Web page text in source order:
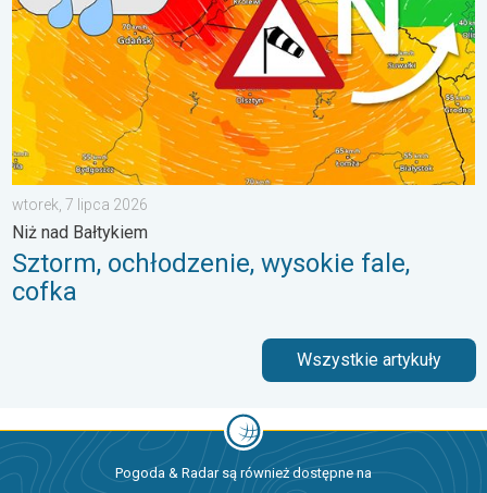
wtorek, 7 lipca 2026
Niż nad Bałtykiem
Sztorm, ochłodzenie, wysokie fale,
cofka
Wszystkie artykuły
Pogoda & Radar są również dostępne na